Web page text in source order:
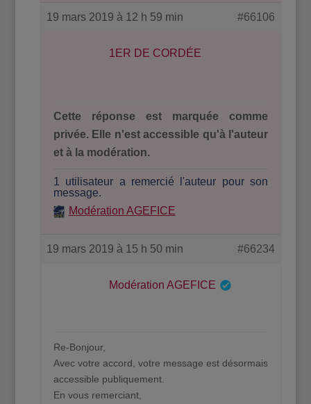
19 mars 2019 à 12 h 59 min #66106
1ER DE CORDÉE
Cette réponse est marquée comme
privée. Elle n'est accessible qu'à l'auteur
et à la modération.
1 utilisateur a remercié l'auteur pour son
message.
Modération AGEFICE
19 mars 2019 à 15 h 50 min #66234
Modération AGEFICE
Re-Bonjour,
Avec votre accord, votre message est désormais
accessible publiquement.
En vous remerciant,